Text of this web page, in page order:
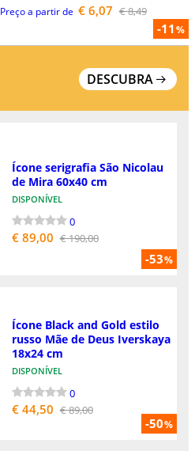
-11%
Preço a partir de € 6,07 € 8,49
DESCUBRA
-53%
Ícone serigrafia São Nicolau
de Mira 60x40 cm
DISPONÍVEL
0
€ 89,00 € 190,00
-50%
Ícone Black and Gold estilo
russo Mãe de Deus Iverskaya
18x24 cm
DISPONÍVEL
0
€ 44,50 € 89,00